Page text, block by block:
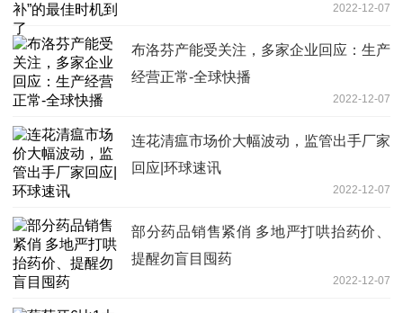
2022-12-07
布洛芬产能受关注，多家企业回应：生产
经营正常-全球快播
2022-12-07
连花清瘟市场价大幅波动，监管出手厂家
回应|环球速讯
2022-12-07
部分药品销售紧俏 多地严打哄抬药价、
提醒勿盲目囤药
2022-12-07